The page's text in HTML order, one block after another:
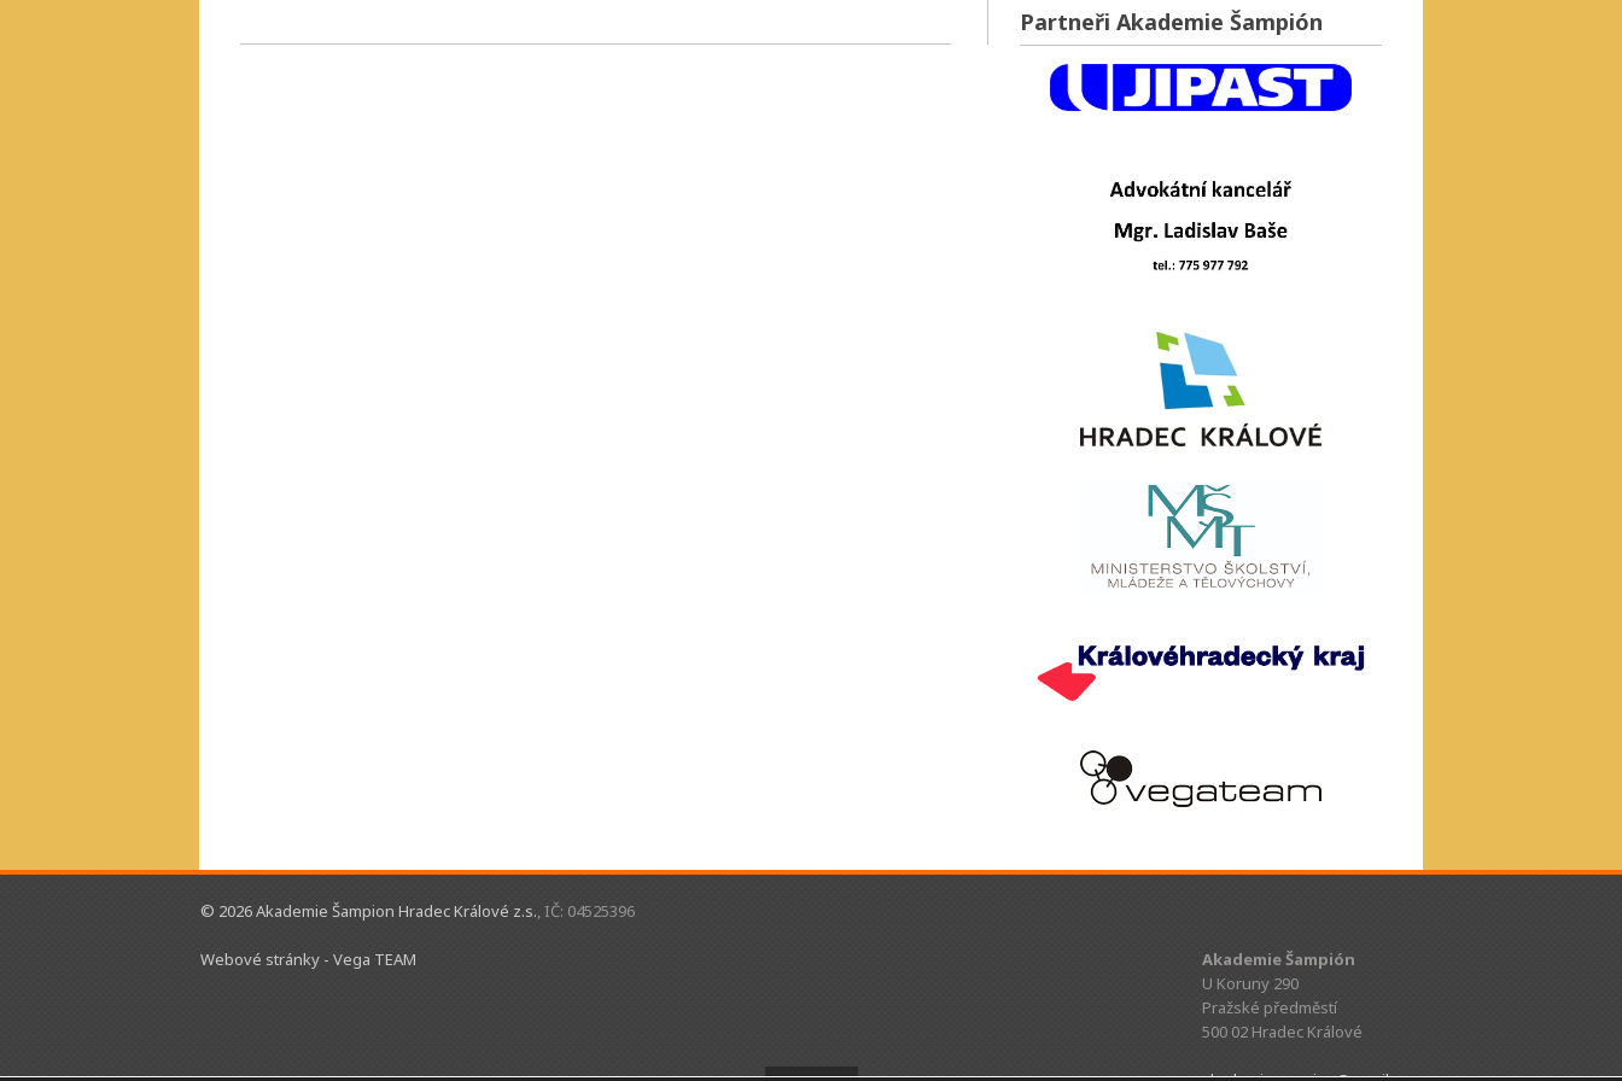
Partneři Akademie Šampión
© 2026 Akademie Šampion Hradec Králové z.s., IČ: 04525396
Webové stránky - Vega TEAM
Akademie Šampión
U Koruny 290
Pražské předměstí
500 02 Hradec Králové